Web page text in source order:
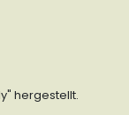
hergestellt.